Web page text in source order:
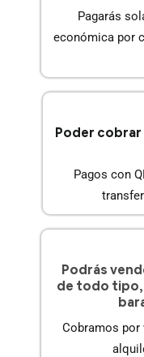
Pagarás
económica por
Poder
Pagos con
Podrás
de todo tipo,
Cobramos por